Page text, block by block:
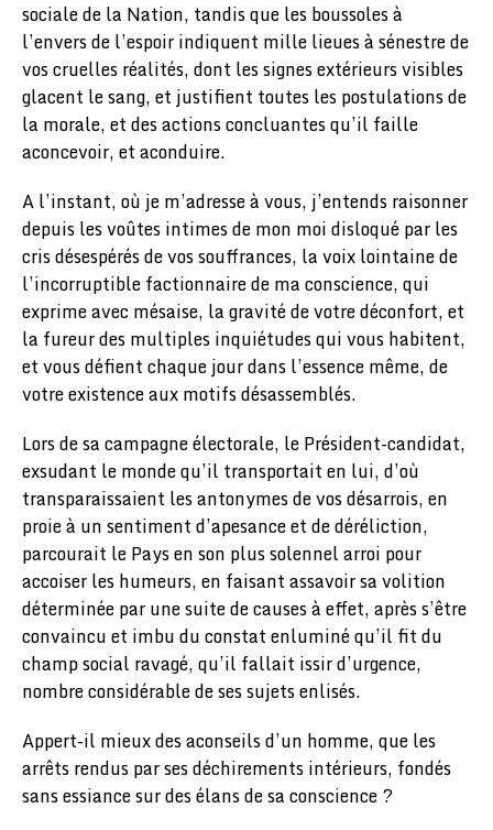
sociale de la Nation, tandis que les boussoles à
l’envers de l’espoir indiquent mille lieues à sénestre de
vos cruelles réalités, dont les signes extérieurs visibles
glacent le sang, et justifient toutes les postulations de
la morale, et des actions concluantes qu’il faille
aconcevoir, et aconduire.
A l’instant, où je m’adresse à vous, j’entends raisonner
depuis les voûtes intimes de mon moi disloqué par les
cris désespérés de vos souffrances, la voix lointaine de
l’incorruptible factionnaire de ma conscience, qui
exprime avec mésaise, la gravité de votre déconfort, et
la fureur des multiples inquiétudes qui vous habitent,
et vous défient chaque jour dans l’essence même, de
votre existence aux motifs désassemblés.
Lors de sa campagne électorale, le Président-candidat,
exsudant le monde qu’il transportait en lui, d’où
transparaissaient les antonymes de vos désarrois, en
proie à un sentiment d’apesance et de déréliction,
parcourait le Pays en son plus solennel arroi pour
accoiser les humeurs, en faisant assavoir sa volition
déterminée par une suite de causes à effet, après s’être
convaincu et imbu du constat enluminé qu’il fit du
champ social ravagé, qu’il fallait issir d’urgence,
nombre considérable de ses sujets enlisés.
Appert-il mieux des aconseils d’un homme, que les
arrêts rendus par ses déchirements intérieurs, fondés
sans essiance sur des élans de sa conscience ?